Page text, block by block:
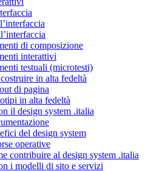
di composizione
interattivi
testuali (microtesti)
in alta fedeltà
di pagina
in alta fedeltà
il design system .italia
del design system
operative
contribuire al design system .italia
i modelli di sito e servizi